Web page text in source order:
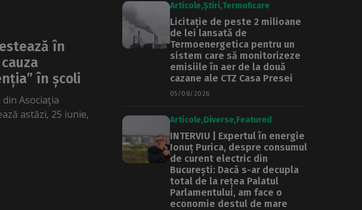
în
în școli
Asociaţia
astăzi, 25 iunie,
Articole Știri Termoficare
Licitație de peste 2 milioane
de lei lansată de
Termoenergetica pentru un
sistem care să monitorizeze
emisiile în aer de la două
cazane ale CTZ Casa Presei
05/08/2026
Articole Diverse Featured
INTERVIU | Expertul în energie
Ionuț Purica, despre consumul
de curent electric din
București: Dacă s-ar decupla
total de la rețea Palatul
Parlamentului, am face o
economie destul de mare